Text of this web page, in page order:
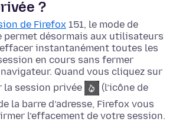
?
de Firefox 151, le mode de
permet désormais aux utilisateurs
instantanément toutes les
en cours sans fermer
Quand vous cliquez sur
la session privée
(l’icône de
la barre d’adresse, Firefox vous
l’effacement de votre session.